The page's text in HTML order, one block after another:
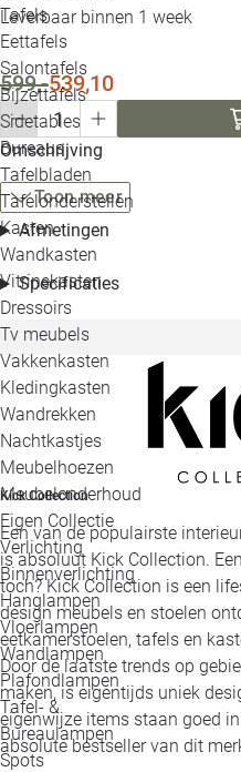
Tafels
Eettafels
Salontafels
Bijzettafels
Sidetables
Bureaus
Tafelbladen
Tafelonderstellen
Kasten
Wandkasten
Vitrinekasten
Dressoirs
Tv meubels
Vakkenkasten
Kledingkasten
Wandrekken
Nachtkastjes
Meubelhoezen
Meubelonderhoud
Eigen Collectie
Verlichting
Binnenverlichting
Hanglampen
Vloerlampen
Wandlampen
Plafondlampen
Tafel- &
Bureaulampen
Spots
Leverbaar binnen 1 week
599,-539,10
Omschrijving
Toon meer
Afmetingen
Specificaties
Kick Collection
Een van de populairste
is absoluut Kick Collection.
toch? Kick Collection is een
design meubels en stoelen
eetkamerstoelen, tafels en
Door de laatste trends op
maken, is eigentijds uniek
eigenwijze items staan goed
absolute bestseller van dit